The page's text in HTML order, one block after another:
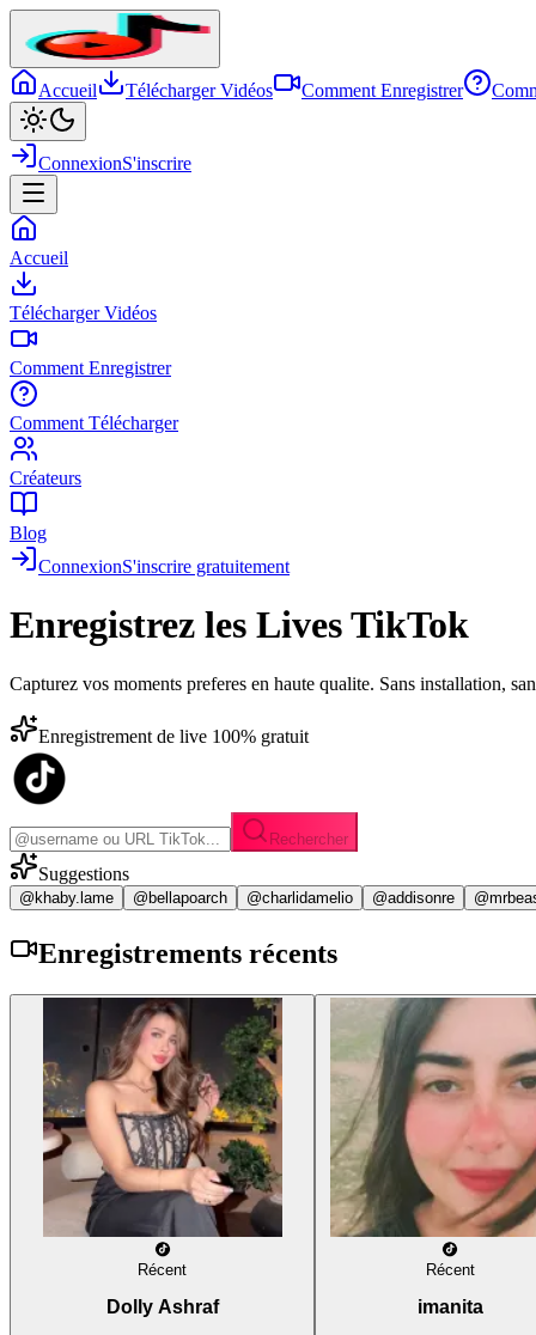
Accueil Télécharger Vidéos Comment Enregistrer
ConnexionS'inscrire
Accueil
Télécharger Vidéos
Comment Enregistrer
Comment Télécharger
Créateurs
Blog
ConnexionS'inscrire gratuitement
Enregistrez les Lives TikTok
Capturez vos moments preferes en haute qualite. Sans installation,
Enregistrement de live 100% gratuit
Rechercher
Suggestions
@khaby.lame @bellapoarch @charlidamelio @addisonre
Enregistrements récents
Récent
Dolly Ashraf
Récent
imanita